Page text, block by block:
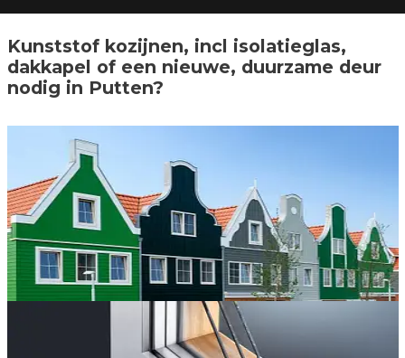
Kunststof kozijnen, incl isolatieglas,
dakkapel of een nieuwe, duurzame deur
nodig in Putten?